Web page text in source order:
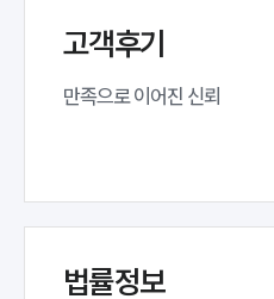
고객후기
만족으로 이어진 신뢰
법률정보